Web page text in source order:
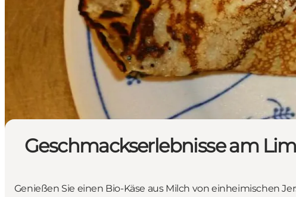
Geschmackserlebnisse am
Genießen Sie einen Bio-Käse aus Milch von einheimischen